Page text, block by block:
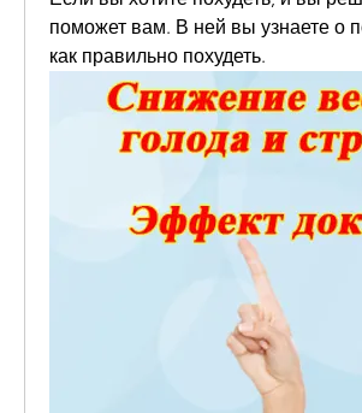
поможет вам. В ней вы узнаете о
как правильно похудеть.